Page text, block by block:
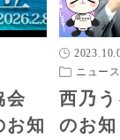
会
お知
ニュース
西乃
のお知